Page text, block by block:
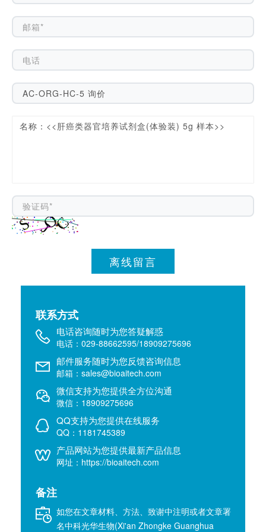
离线留言
联系方式
电话咨询随时为您答疑解惑
电话：029-88662595/18909275696
邮件服务随时为您反馈咨询信息
邮箱：sales@bioaitech.com
微信支持为您提供全方位沟通
微信：18909275696
QQ支持为您提供在线服务
QQ：1181745389
产品网站为您提供最新产品信息
网址：https://bioaitech.com
备注
如您在文章材料、方法、致谢中注明或者文章署
名中科光华生物(Xi'an Zhongke Guanghua